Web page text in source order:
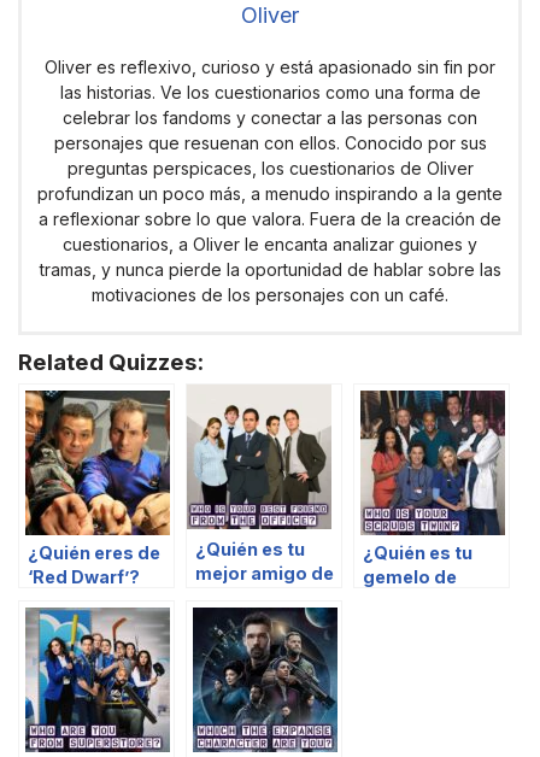
Oliver
Oliver es reflexivo, curioso y está apasionado sin fin por
las historias. Ve los cuestionarios como una forma de
celebrar los fandoms y conectar a las personas con
personajes que resuenan con ellos. Conocido por sus
preguntas perspicaces, los cuestionarios de Oliver
profundizan un poco más, a menudo inspirando a la gente
a reflexionar sobre lo que valora. Fuera de la creación de
cuestionarios, a Oliver le encanta analizar guiones y
tramas, y nunca pierde la oportunidad de hablar sobre las
motivaciones de los personajes con un café.
Related Quizzes:
¿Quién eres de
‘Red Dwarf’?
¿Quién es tu
mejor amigo de
¿Quién es tu
gemelo de